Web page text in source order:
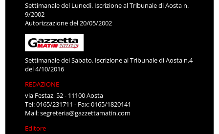
Settimanale del Lunedì. Iscrizione al Tribunale di Aosta n.
9/2002
Autorizzazione del 20/05/2002
Settimanale del Sabato. Iscrizione al Tribunale di Aosta n.4
del 4/10/2016
REDAZIONE
via Festaz, 52 - 11100 Aosta
Tel: 0165/231711 - Fax: 0165/1820141
Mail:segreteria@gazzettamatin.com
Editore